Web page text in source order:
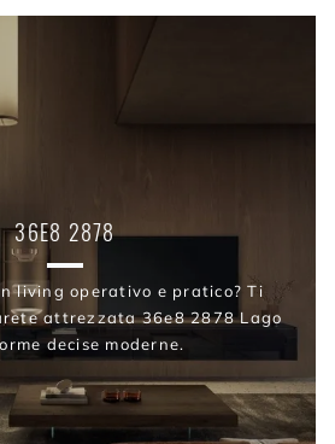
36E8 2878
living operativo e pratico? Ti
attrezzata 36e8 2878 Lago
decise moderne.